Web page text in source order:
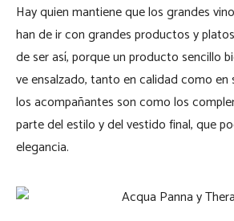
Hay quien mantiene que los grandes
han de ir con grandes productos y
de ser así, porque un producto sencillo
ve ensalzado, tanto en calidad como en
los acompañantes son como los
parte del estilo y del vestido final, que
elegancia.